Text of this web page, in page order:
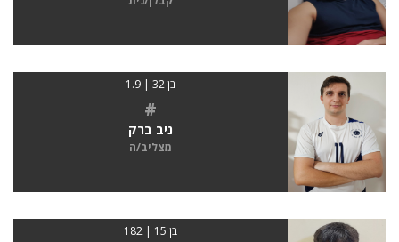
בן 32 | 1.9
#
ניב ברק
מצליב/ה
בן 15 | 182